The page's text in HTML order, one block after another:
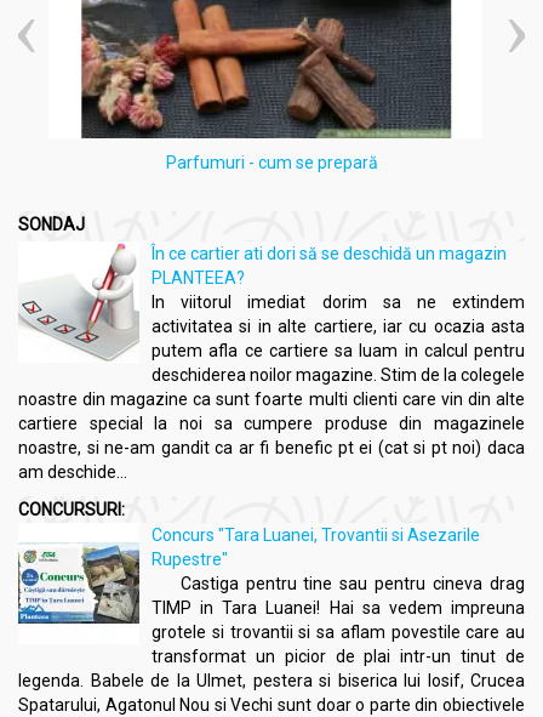
Parfumuri - cum se prepară
SONDAJ
În ce cartier ati dori să se deschidă un magazin
PLANTEEA?
In viitorul imediat dorim sa ne extindem
activitatea si in alte cartiere, iar cu ocazia asta
putem afla ce cartiere sa luam in calcul pentru
deschiderea noilor magazine. Stim de la colegele
noastre din magazine ca sunt foarte multi clienti care vin din alte
cartiere special la noi sa cumpere produse din magazinele
noastre, si ne-am gandit ca ar fi benefic pt ei (cat si pt noi) daca
am deschide...
CONCURSURI:
Concurs "Tara Luanei, Trovantii si Asezarile
Rupestre"
Castiga pentru tine sau pentru cineva drag
TIMP in Tara Luanei! Hai sa vedem impreuna
grotele si trovantii si sa aflam povestile care au
transformat un picior de plai intr-un tinut de
legenda. Babele de la Ulmet, pestera si biserica lui Iosif, Crucea
Spatarului, Agatonul Nou si Vechi sunt doar o parte din obiectivele